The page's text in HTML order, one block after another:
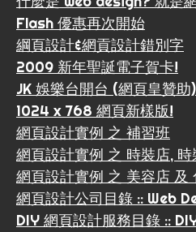
Flash 優惠再次開始
綱頁設計&網貢設計錯別字
2009 新年聖誕電子賀卡!
JK 娛樂台開台 (網頁皇贊助)
1024 x 768 網頁新樣版!
網頁設計實例 之 補習班
網頁設計實例 之 時裝店,
網頁設計實例 之 美容店 及
網頁設計公司目錄 :: Web
DIY 網頁設計服務目錄 ::